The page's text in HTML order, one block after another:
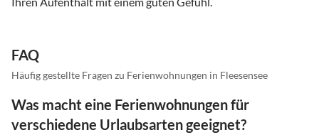
FAQ
Häufig gestellte Fragen zu Ferienwohnungen in Fleesensee
Was macht eine Ferienwohnungen für
verschiedene Urlaubsarten geeignet?